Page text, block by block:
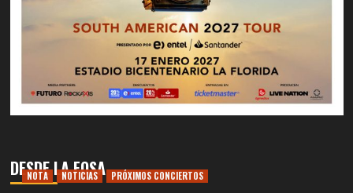
DESDE LA FOSA
NOTA NOTICIAS PRÓXIMOS CONCIERTOS